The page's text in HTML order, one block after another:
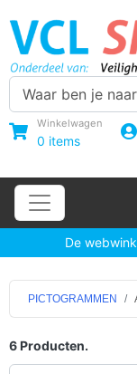
Winkelwagen
0 items
De
PICTOGRAMMEN
6 Producten.